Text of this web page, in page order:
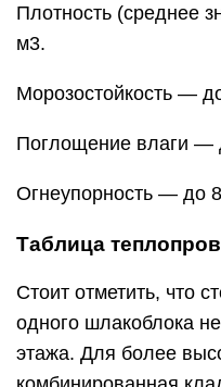
Плотность (среднее
м3.
Морозостойкость —
Поглощение влаги —
Огнеупорность — до
Таблица
Стоит отметить, что
одного шлакоблока
этажа. Для более